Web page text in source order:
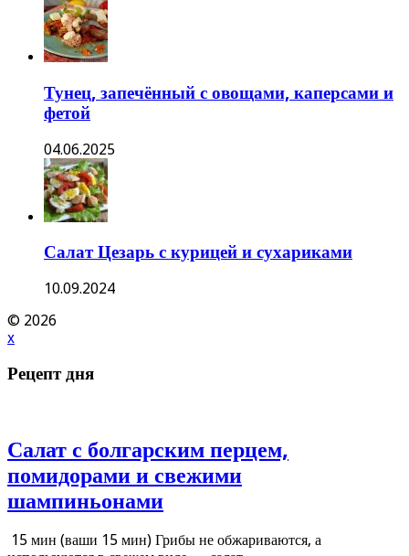
Тунец, запечённый с овощами, каперсами и
фетой
04.06.2025
Салат Цезарь с курицей и сухариками
10.09.2024
© 2026
x
Рецепт дня
Салат с болгарским перцем,
помидорами и свежими
шампиньонами
15 мин (ваши 15 мин) Грибы не обжариваются, а